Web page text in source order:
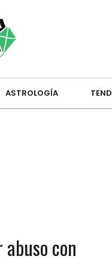
ASTROLOGÍA
con